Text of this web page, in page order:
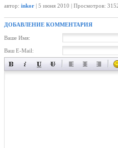
автор: inkor | 5 июня 2010 | Просмотров:
ДОБАВЛЕНИЕ КОММЕНТАРИЯ
Ваше Имя:
Ваш E-Mail: